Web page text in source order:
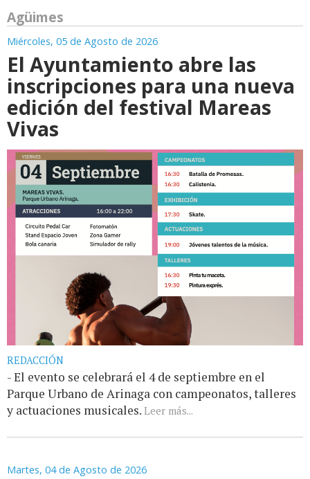
Agüimes
Miércoles, 05 de Agosto de 2026
El Ayuntamiento abre las
inscripciones para una nueva
edición del festival Mareas
Vivas
REDACCIÓN
- El evento se celebrará el 4 de septiembre en el
Parque Urbano de Arinaga con campeonatos, talleres
y actuaciones musicales. Leer más...
Martes, 04 de Agosto de 2026